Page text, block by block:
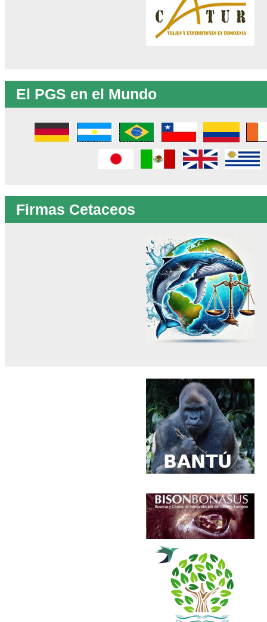
El PGS en el Mundo
Firmas Cetaceos